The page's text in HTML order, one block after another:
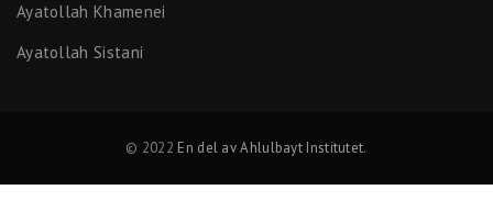
Ayatollah Khamenei
Ayatollah Sistani
© 2022 En del av Ahlulbayt Institutet.